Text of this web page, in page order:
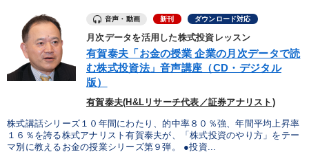
音声・動画 新刊 ダウンロード対応
月次データを活用した株式投資レッスン
有賀泰夫「お金の授業 企業の月次データで読
む株式投資法」音声講座（CD・デジタル
版）
有賀泰夫(H&Lリサーチ代表／証券アナリスト)
株式講話シリーズ１０年間にわたり、的中率８０％強、年間平均上昇率
１６％を誇る株式アナリスト有賀泰夫が、「株式投資のやり方」をテー
マ別に教えるお金の授業シリーズ第９弾。 ●投資...